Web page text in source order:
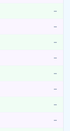
–
–
–
–
–
–
–
–